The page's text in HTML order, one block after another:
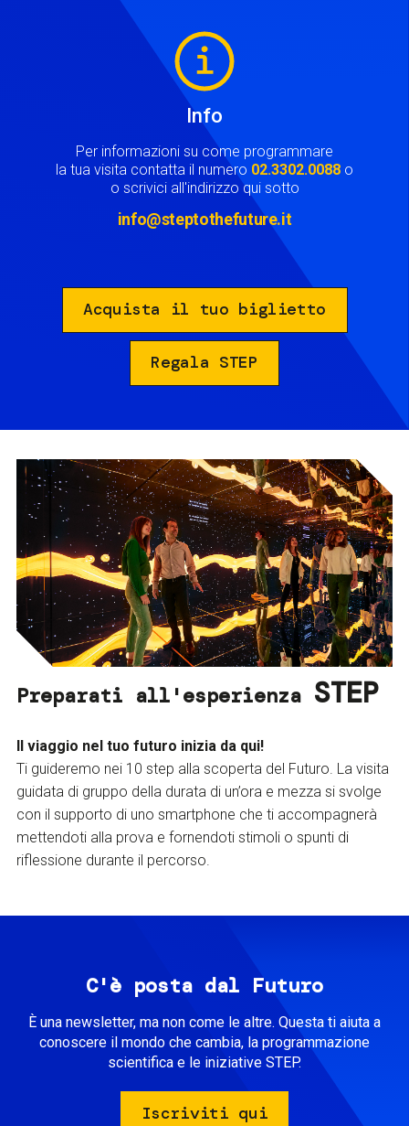
Info
Per informazioni su come programmare
la tua visita contatta il numero 02.3302.0088 o
o scrivici all'indirizzo qui sotto
info@steptothefuture.it
Acquista il tuo biglietto
Regala STEP
Preparati all'esperienza STEP
Il viaggio nel tuo futuro inizia da qui!
Ti guideremo nei 10 step alla scoperta del Futuro. La visita
guidata di gruppo della durata di un’ora e mezza si svolge
con il supporto di uno smartphone che ti accompagnerà
mettendoti alla prova e fornendoti stimoli o spunti di
riflessione durante il percorso.
C'è posta dal Futuro
È una newsletter, ma non come le altre. Questa ti aiuta a
conoscere il mondo che cambia, la programmazione
scientifica e le iniziative STEP.
Iscriviti qui